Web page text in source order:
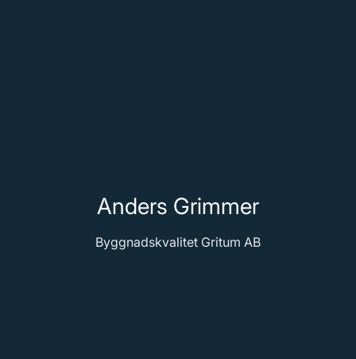
Anders Grimmer
Byggnadskvalitet Gritum AB